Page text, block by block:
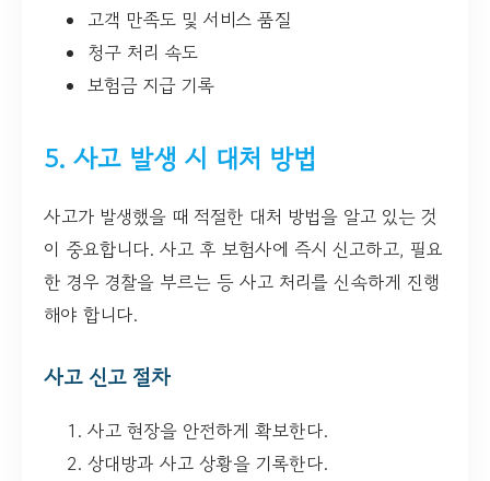
고객 만족도 및 서비스 품질
청구 처리 속도
보험금 지급 기록
5. 사고 발생 시 대처 방법
사고가 발생했을 때 적절한 대처 방법을 알고 있는 것
이 중요합니다. 사고 후 보험사에 즉시 신고하고, 필요
한 경우 경찰을 부르는 등 사고 처리를 신속하게 진행
해야 합니다.
사고 신고 절차
사고 현장을 안전하게 확보한다.
상대방과 사고 상황을 기록한다.